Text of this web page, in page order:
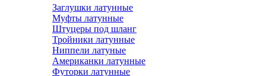
Заглушки латунные
Муфты латунные
Штуцеры под шланг
Тройники латунные
Ниппели латуные
Американки латунные
Футорки латунные